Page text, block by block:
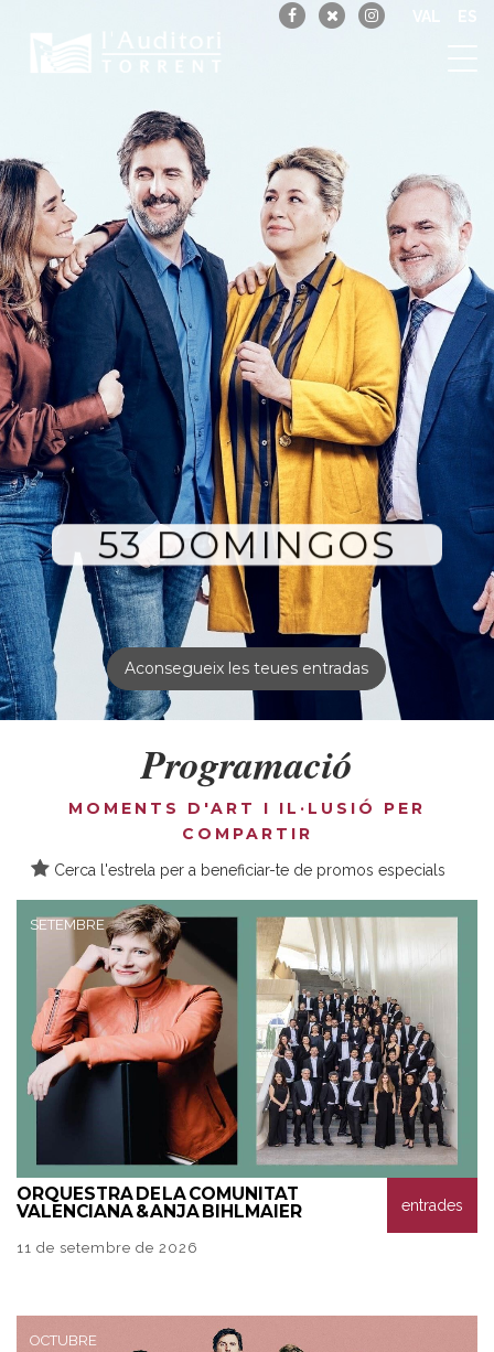
ES
53 DOMINGOS
Aconsegueix les teues entradas
Programació
MOMENTS D'ART I IL·LUSIÓ PER
COMPARTIR
Cerca l'estrela per a beneficiar-te de promos especials
SETEMBRE
ORQUESTRADE LA COMUNITAT
VALENCIANA & ANJA BIHLMAIER
11 de setembre de 2026
entrades
OCTUBRE